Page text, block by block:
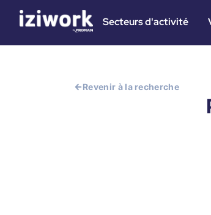
Secteurs d'activité
Revenir à la recherche